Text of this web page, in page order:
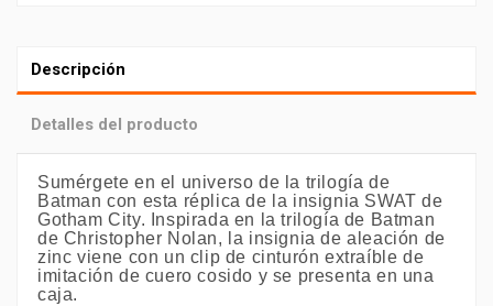
Descripción
Detalles del producto
Sumérgete en el universo de la trilogía de
Batman con esta réplica de la insignia SWAT de
Gotham City. Inspirada en la trilogía de Batman
de Christopher Nolan, la insignia de aleación de
zinc viene con un clip de cinturón extraíble de
imitación de cuero cosido y se presenta en una
caja.